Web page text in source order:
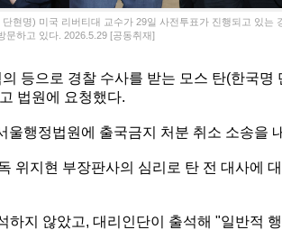
현명) 미국 리버티대 교수가 29일 사전투표가 진행되고 있는
문하고 있다. 2026.5.29 [공동취재]
등으로 경찰 수사를 받는 모스 탄(한국
법원에 요청했다.
울행정법원에 출국금지 처분 취소 소송을
위지현 부장판사의 심리로 탄 전 대사에
하지 않았고, 대리인단이 출석해 "일반적